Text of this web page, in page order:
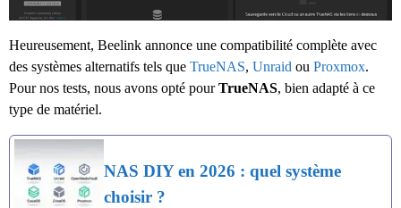
Heureusement, Beelink annonce une compatibilité complète avec
des systèmes alternatifs tels que TrueNAS, Unraid ou Proxmox.
Pour nos tests, nous avons opté pourTrueNAS, bien adapté à ce
type de matériel.
NAS DIY en 2026 : quel système
choisir ?